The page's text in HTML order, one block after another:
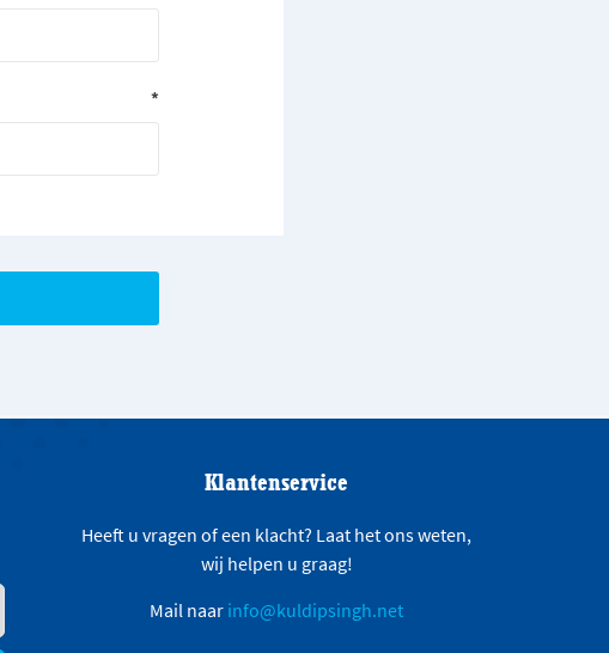
*
Klantenservice
Heeft u vragen of een klacht? Laat het ons weten,
wij helpen u graag!
Mail naar info@kuldipsingh.net